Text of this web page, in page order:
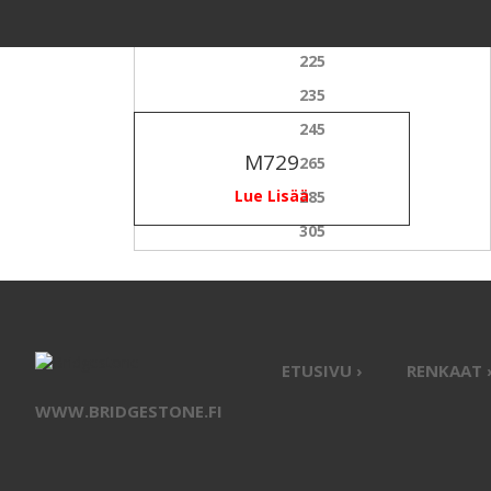
225
235
245
265
285
305
M729
Lue Lisää
WWW.BRIDGESTONE.FI
ETUSIVU › RENKAAT ›